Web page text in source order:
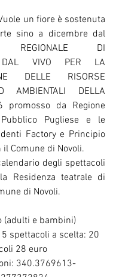
un fiore è sostenuta
sino a dicembre dal
REGIONALE DI
DAL VIVO PER LA
DELLE RISORSE
AMBIENTALI DELLA
promosso da Regione
Pugliese e le
Factory e Principio
Comune di Novoli.
degli spettacoli
Residenza teatrale di
di Novoli.
(adulti e bambini)
spettacoli a scelta: 20
28 euro
340.3769613-